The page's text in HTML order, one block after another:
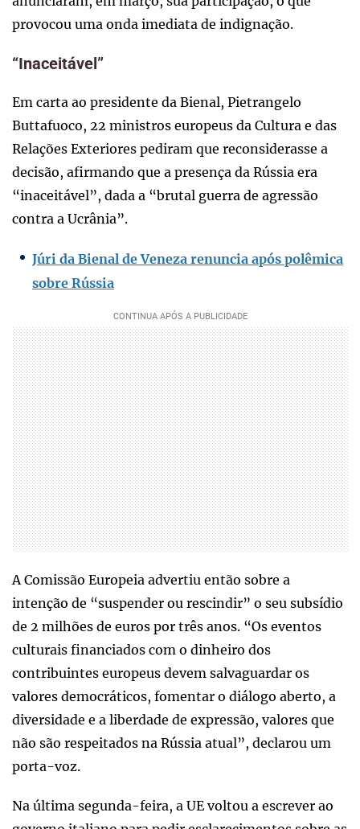
provocou uma onda imediata de indignação.
“Inaceitável”
Em carta ao presidente da Bienal, Pietrangelo
Buttafuoco, 22 ministros europeus da Cultura e das
Relações Exteriores pediram que reconsiderasse a
decisão, afirmando que a presença da Rússia era
“inaceitável”, dada a “brutal guerra de agressão
contra a Ucrânia”.
Júri da Bienal de Veneza renuncia após polêmica
sobre Rússia
A Comissão Europeia advertiu então sobre a
intenção de “suspender ou rescindir” o seu subsídio
de 2 milhões de euros por três anos. “Os eventos
culturais financiados com o dinheiro dos
contribuintes europeus devem salvaguardar os
valores democráticos, fomentar o diálogo aberto, a
diversidade e a liberdade de expressão, valores que
não são respeitados na Rússia atual”, declarou um
porta-voz.
Na última segunda-feira, a UE voltou a escrever ao